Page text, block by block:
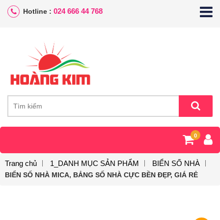
Hotline : 024 666 44 768
0
Trang chủ 1_DANH MỤC SẢN PHẨM BIỂN SỐ NHÀ
BIỂN SỐ NHÀ MICA, BẢNG SỐ NHÀ CỰC BỀN ĐẸP, GIÁ RẺ